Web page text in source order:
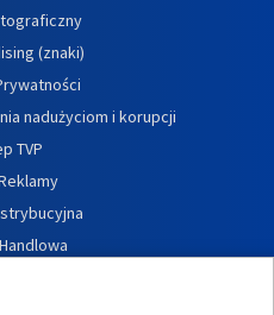
(znaki)
nadużyciom i korupcji
TVP